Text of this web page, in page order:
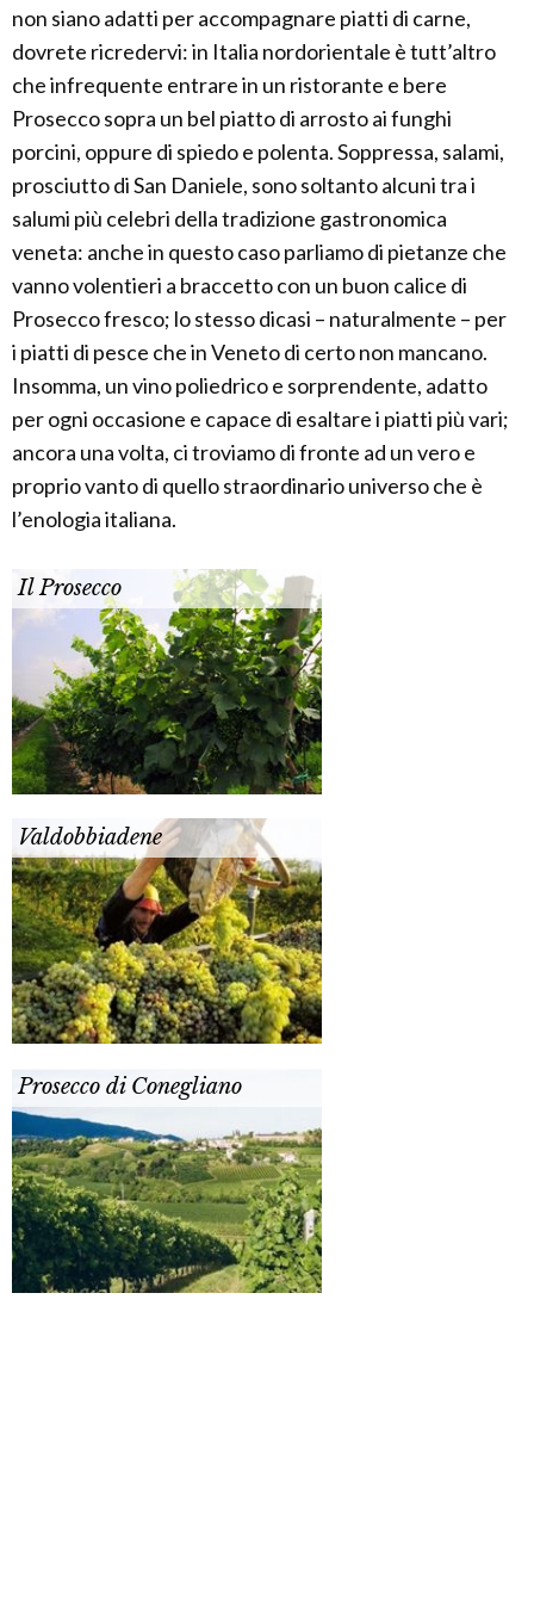
non siano adatti per accompagnare piatti di carne,
dovrete ricredervi: in Italia nordorientale è tutt’altro
che infrequente entrare in un ristorante e bere
Prosecco sopra un bel piatto di arrosto ai funghi
porcini, oppure di spiedo e polenta. Soppressa, salami,
prosciutto di San Daniele, sono soltanto alcuni tra i
salumi più celebri della tradizione gastronomica
veneta: anche in questo caso parliamo di pietanze che
vanno volentieri a braccetto con un buon calice di
Prosecco fresco; lo stesso dicasi – naturalmente – per
i piatti di pesce che in Veneto di certo non mancano.
Insomma, un vino poliedrico e sorprendente, adatto
per ogni occasione e capace di esaltare i piatti più vari;
ancora una volta, ci troviamo di fronte ad un vero e
proprio vanto di quello straordinario universo che è
l’enologia italiana.
Il Prosecco
Valdobbiadene
Prosecco di Conegliano